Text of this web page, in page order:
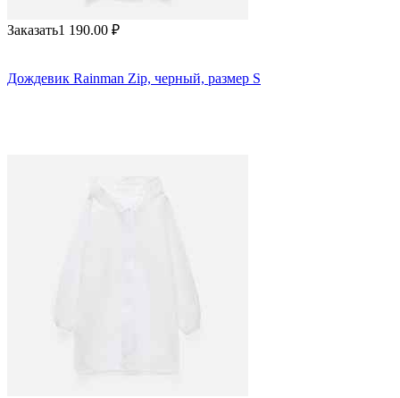
Заказать1 190.00 ₽
Дождевик Rainman Zip, черный, размер S